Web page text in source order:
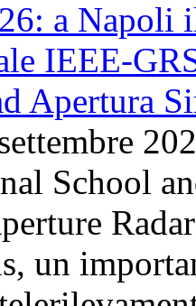
School
un